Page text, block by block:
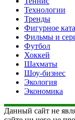
Технологии
Тренды
Фигурное
Фильмы и
Футбол
Хоккей
Шахматы
Шоу-бизнес
Экология
Экономика
Данный сайт не